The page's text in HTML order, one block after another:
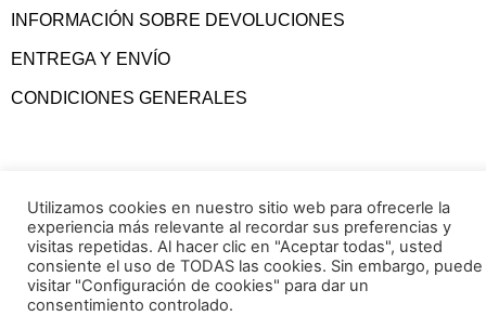
INFORMACIÓN SOBRE DEVOLUCIONES
ENTREGA Y ENVÍO
CONDICIONES GENERALES
Utilizamos cookies en nuestro sitio web para ofrecerle la
experiencia más relevante al recordar sus preferencias y
visitas repetidas. Al hacer clic en "Aceptar todas", usted
consiente el uso de TODAS las cookies. Sin embargo, puede
visitar "Configuración de cookies" para dar un
consentimiento controlado.